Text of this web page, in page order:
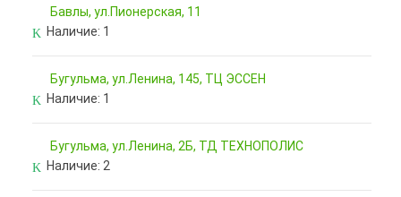
Бавлы, ул.Пионерская, 11
Наличие: 1
Бугульма, ул.Ленина, 145, ТЦ ЭССЕН
Наличие: 1
Бугульма, ул.Ленина, 2Б, ТД ТЕХНОПОЛИС
Наличие: 2